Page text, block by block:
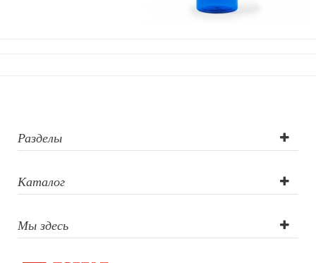
Разделы
Каталог
Мы здесь